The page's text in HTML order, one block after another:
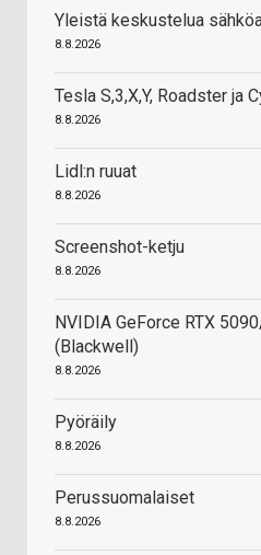
Yleistä keskustelua
8.8.2026
Tesla S,3,X,Y, Roadster ja
8.8.2026
Lidl:n ruuat
8.8.2026
Screenshot-ketju
8.8.2026
NVIDIA GeForce RTX
(Blackwell)
8.8.2026
Pyöräily
8.8.2026
Perussuomalaiset
8.8.2026